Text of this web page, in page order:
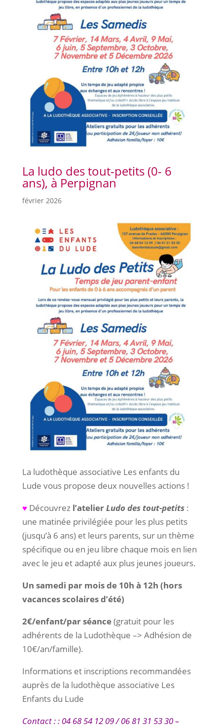
La ludo des tout-petits (0- 6
ans), à Perpignan
février 2026
La ludothèque associative Les enfants du
Lude vous propose deux nouvelles actions !
♥Découvrez l’atelierLudo des tout-petits :
une matinée privilégiée pour les plus petits
(jusqu’à 6 ans) et leurs parents, sur un thème
spécifique ou en jeu libre chaque mois en lien
avec le jeu et adapté aux plus jeunes joueurs.
Un samedi par mois de 10h à 12h (hors
vacances scolaires d’été)
2€/enfant/par séance(gratuit pour les
adhérents de la Ludothèque –> Adhésion de
10€/an/famille).
Informations et inscriptions recommandées
auprès de la ludothèque associative Les
Enfants du Lude
Contact : : 04 68 54 12 09 / 06 81 31 53 30 –